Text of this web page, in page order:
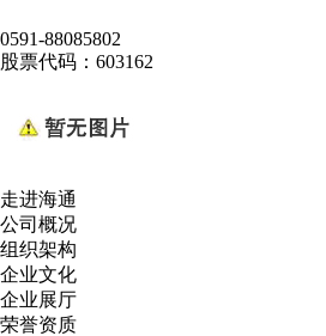
0591-88085802
股票代码：603162
走进海通
公司概况
组织架构
企业文化
企业展厅
荣誉资质